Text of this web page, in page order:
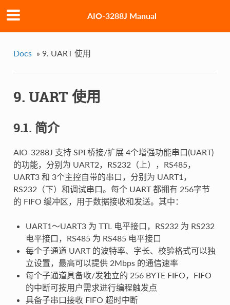
AIO-3288J Manual
Docs » 9. UART 使用
9. UART 使用
9.1. 简介
AIO-3288J 支持 SPI 桥接/扩展 4个增强功能串口(UART)
的功能，分别为 UART2，RS232（上），RS485，
UART3 和 3个主控自带的串口，分别为 UART1，
RS232（下）和调试串口。每个 UART 都拥有 256字节
的 FIFO 缓冲区，用于数据接收和发送。其中：
UART1～UART3 为 TTL 电平接口，RS232 为 RS232
电平接口，RS485 为 RS485 电平接口
每个子通道 UART 的波特率、字长、校验格式可以独
立设置，最高可以提供 2Mbps 的通信速率
每个子通道具备收/发独立的 256 BYTE FIFO，FIFO
的中断可按用户需求进行编程触发点
具备子串口接收 FIFO 超时中断